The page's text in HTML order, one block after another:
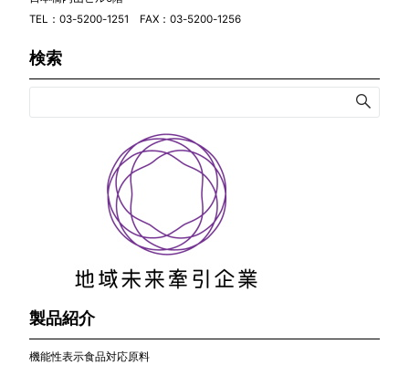
TEL：03-5200-1251 FAX：03-5200-1256
検索
製品紹介
機能性表示食品対応原料